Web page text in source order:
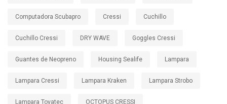
Computadora Scubapro Cressi Cuchillo
Cuchillo Cressi DRY WAVE Goggles Cressi
Guantes de Neopreno Housing Sealife Lampara
Lampara Cressi Lampara Kraken Lampara Strobo
Lampara Tovatec OCTOPUS CRESSI